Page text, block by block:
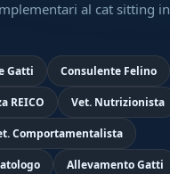
al cat sitting in
Gatti Consulente Felino
REICO Vet. Nutrizionista
Comportamentalista
Allevamento Gatti